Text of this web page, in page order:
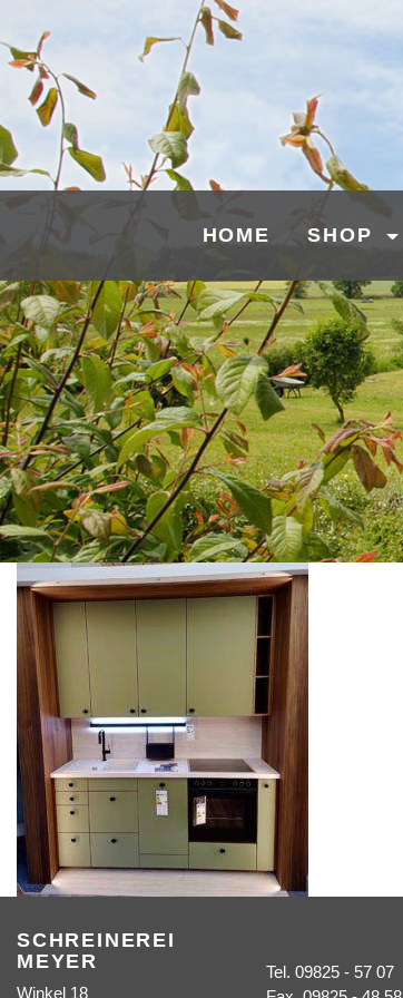
HOME SHOP
SCHREINEREI
MEYER
Winkel 18
Tel. 09825 - 57 07